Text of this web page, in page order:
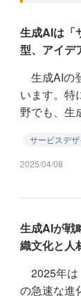
生成AIは「
型、アイデ
生成AIの
います。特
野でも、生
サービスデ
2025/04/08
生成AIが戦
織文化と人
2025年は
の急速な進